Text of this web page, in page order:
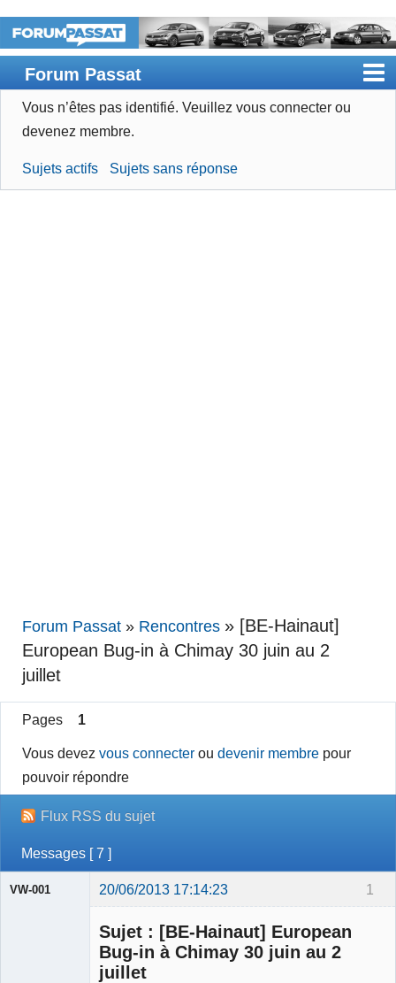
Forum Passat
Accueil
Devenir membre
Vous n’êtes pas identifié. Veuillez vous connecter ou
devenez membre.
Sujets actifs Sujets sans réponse
Forum Passat » Rencontres » [BE-Hainaut]
European Bug-in à Chimay 30 juin au 2
juillet
Pages 1
Vous devezvous connecter oudevenir membre pour
pouvoir répondre
Flux RSS du sujet
Messages [ 7 ]
1
VW-001 20/06/2013 17:14:23
Sujet : [BE-Hainaut] European
Bug-in à Chimay 30 juin au 2
juillet